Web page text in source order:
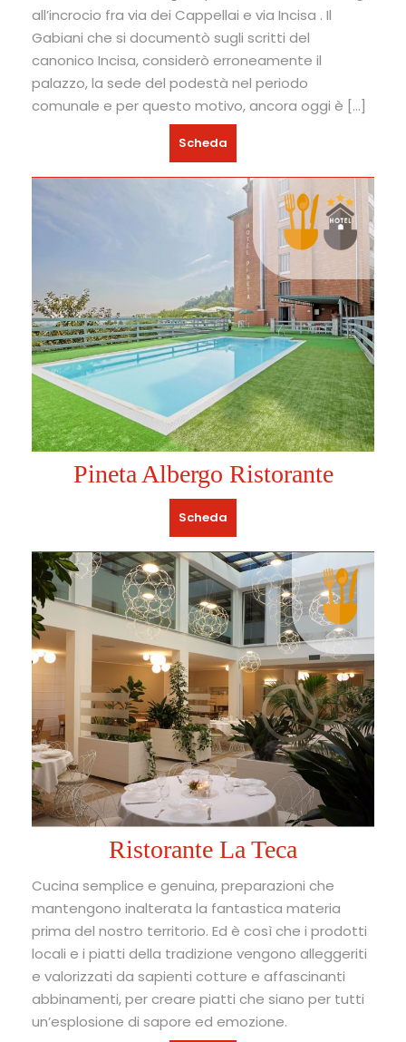
all’incrocio fra via dei Cappellai e via Incisa . Il
Gabiani che si documentò sugli scritti del
canonico Incisa, considerò erroneamente il
palazzo, la sede del podestà nel periodo
comunale e per questo motivo, ancora oggi è […]
Scheda
Pineta Albergo Ristorante
Scheda
Ristorante La Teca
Cucina semplice e genuina, preparazioni che
mantengono inalterata la fantastica materia
prima del nostro territorio. Ed è così che i prodotti
locali e i piatti della tradizione vengono alleggeriti
e valorizzati da sapienti cotture e affascinanti
abbinamenti, per creare piatti che siano per tutti
un’esplosione di sapore ed emozione.